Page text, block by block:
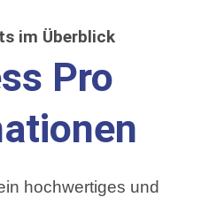
im Überblick
Pro
hochwertiges und